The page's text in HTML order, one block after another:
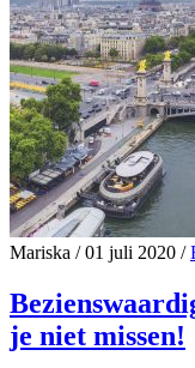
Mariska /01 juli 2020 /
je niet missen!